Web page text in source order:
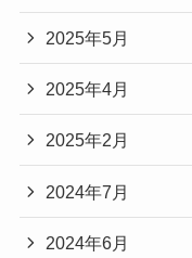
2025年5月
2025年4月
2025年2月
2024年7月
2024年6月